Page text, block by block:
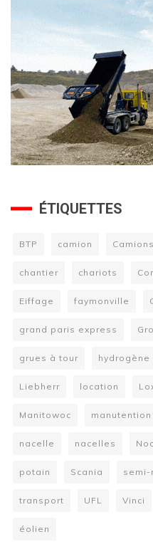
ÉTIQUETTES
BTP camion Camions
chantier chariots
Eiffage faymonville
grand paris express
grues à tour hydrogène
Liebherr location
Manitowoc manutention
nacelle nacelles
potain Scania semi-
transport UFL Vinci
éolien